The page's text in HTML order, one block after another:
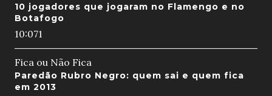
10 jogadores que jogaram no Flamengo e no
Botafogo
10:071
Fica ou Não Fica
Paredão Rubro Negro: quem sai e quem fica
em 2013